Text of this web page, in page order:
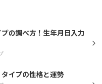
の調べ方！生年月日入力
イプの性格と運勢